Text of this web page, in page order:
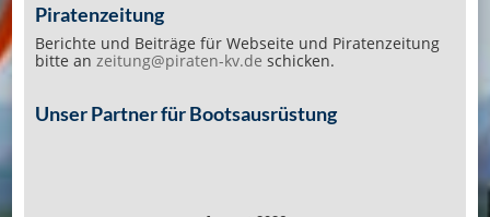
Piratenzeitung
Berichte und Beiträge für Webseite und Piratenzeitung
bitte an zeitung@piraten-kv.de schicken.
Unser Partner für Bootsausrüstung